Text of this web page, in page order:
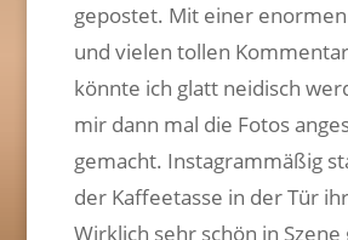
gepostet. Mit einer
und vielen tollen
könnte ich glatt neidisch
mir dann mal die Fotos
gemacht. Instagrammäßig
der Kaffeetasse in der Tür
Wirklich sehr schön in Szene